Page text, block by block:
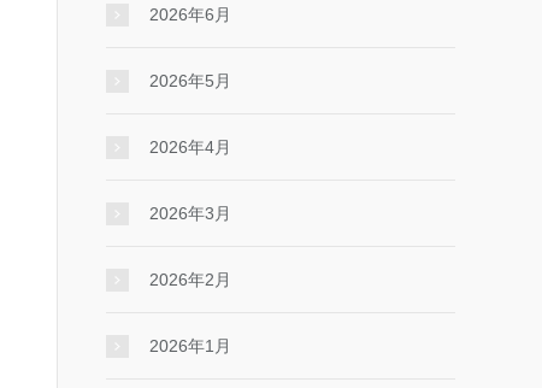
2026年6月
2026年5月
2026年4月
2026年3月
2026年2月
2026年1月